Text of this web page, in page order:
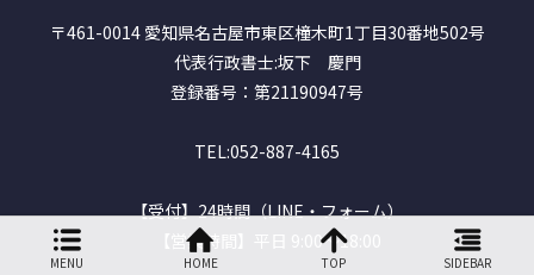
〒461-0014 愛知県名古屋市東区橦木町1丁目30番地502号
代表行政書士:坂下 慶門
登録番号：第21190947号
TEL:052-887-4165
【受付】24時間（LINE・フォーム）
【営業時間】平日 9:00～18:00
MENU HOME TOP SIDEBAR